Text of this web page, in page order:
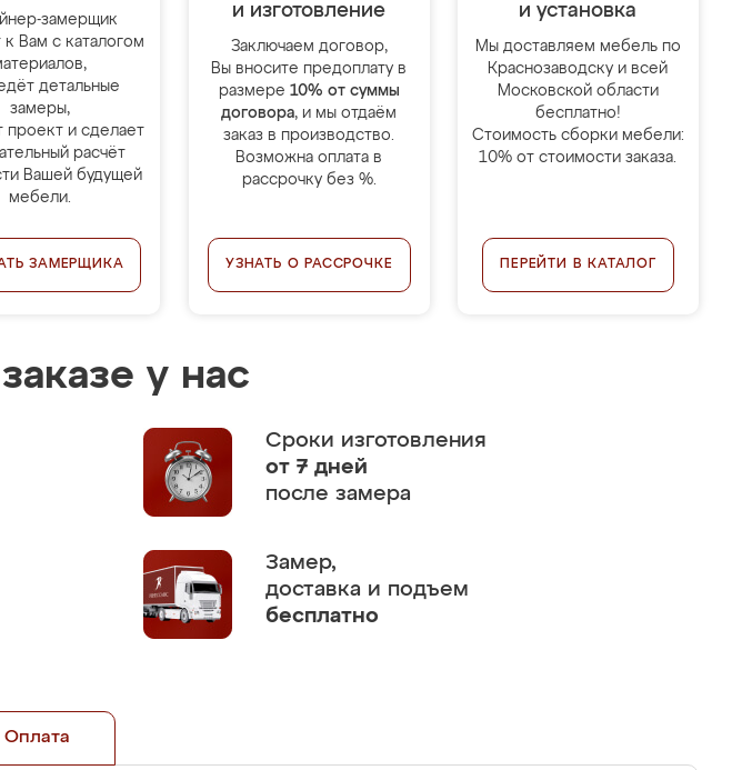
замерщик
к Вам с каталогом
детальные
замеры,
проект и сделает
расчёт
Вашей будущей
мебели.
ЗАМЕРЩИКА
и изготовление
Заключаем договор,
Вы вносите предоплату в
размере 10% от суммы
договора, и мы отдаём
заказ в производство.
Возможна оплата в
рассрочку без %.
УЗНАТЬ О РАССРОЧКЕ
и установка
Мы доставляем мебель по
Краснозаводску и всей
Московской области
бесплатно!
Стоимость сборки мебели:
10% от стоимости заказа.
ПЕРЕЙТИ В КАТАЛОГ
у нас
Сроки изготовления
от 7 дней
после замера
Замер,
доставка и подъем
бесплатно
Оплата